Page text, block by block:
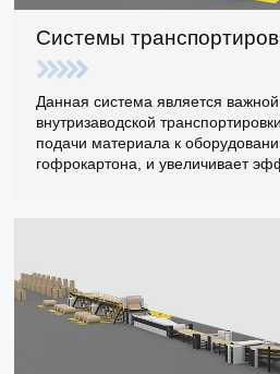
Системы
Данная система является
внутризаводской
подачи материала к
гофрокартона, и увеличивает